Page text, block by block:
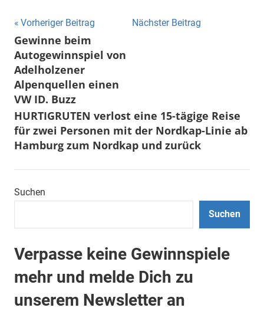
Beitragsnavigation
Vorheriger Beitrag
Gewinne beim
Autogewinnspiel von
Adelholzener
Alpenquellen einen
VW ID. Buzz
Nächster Beitrag
HURTIGRUTEN verlost eine 15-tägige Reise
für zwei Personen mit der Nordkap-Linie ab
Hamburg zum Nordkap und zurück
Suchen
Suchen
Verpasse keine Gewinnspiele
mehr und melde Dich zu
unserem Newsletter an